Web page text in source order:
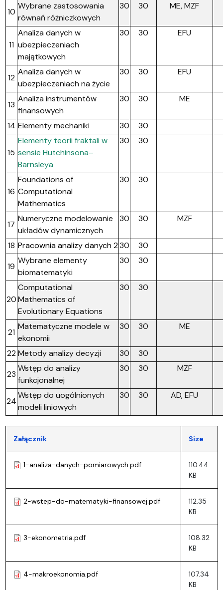
10
Wybrane zastosowania
równań różniczkowych
30 30 ME, MZF
11
Analiza danych w
ubezpieczeniach
majątkowych
30 30 EFU
12
Analiza danych w
ubezpieczeniach na życie
30 30 EFU
13
Analiza instrumentów
finansowych
30 30 ME
14 Elementy mechaniki 30 30
15
Elementy teorii fraktali w
sensie Hutchinsona–
Barnsleya
30 30
16
Foundations of
Computational
Mathematics
30 30
17
Numeryczne modelowanie
układów dynamicznych
30 30 MZF
18 Pracownia analizy danych 230
30
19
Wybrane elementy
biomatematyki
30 30
20
Computational
Mathematics of
Evolutionary Equations
30 30
21
Matematyczne modele w
ekonomii
30 30 ME
22 Metody analizy decyzji 30
30
23
Wstęp do analizy
funkcjonalnej
30 30 MZF
24
Wstęp do uogólnionych
modeli liniowych
30 30 AD, EFU
Załącznik Size
1-analiza-danych-pomiarowych.pdf
110.44
KB
2-wstep-do-matematyki-finansowej.pdf
112.35
KB
3-ekonometria.pdf
108.32
KB
4-makroekonomia.pdf
107.34
KB